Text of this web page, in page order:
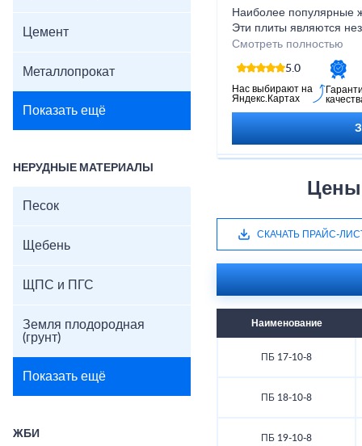
Цемент
Металлопрокат
Показать ещё
НЕРУДНЫЕ МАТЕРИАЛЫ
Песок
Щебень
ЩПС и ПГС
Земля плодородная
(грунт)
Показать ещё
ЖБИ
Наиболее популярные
Эти плиты являются
элементом, который
помещений или
Смотреть полностью
5.0
Нас выбирают на
Яндекс.Картах
СКАЧАТЬ ПРАЙС-
Наименование
ПБ 17-10-8
ПБ 18-10-8
ПБ 19-10-8